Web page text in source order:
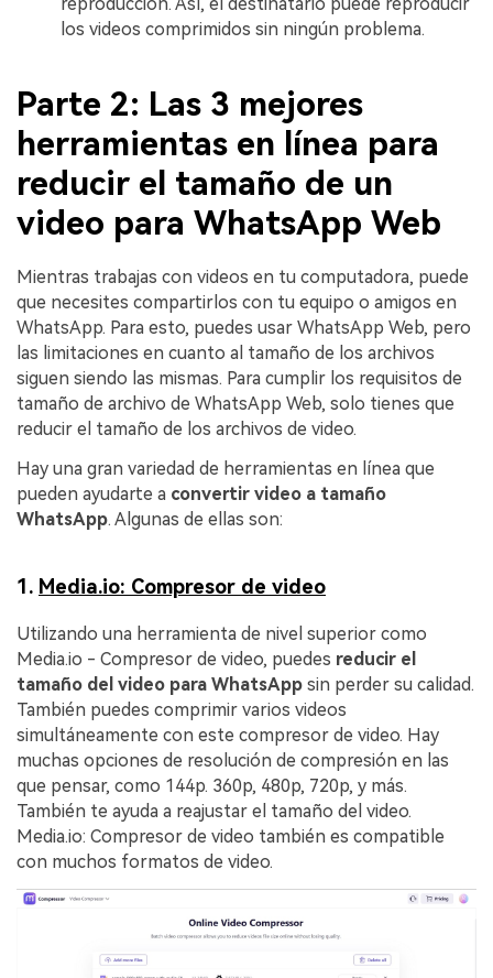
reproducción. Así, el destinatario puede reproducir
los videos comprimidos sin ningún problema.
Parte 2: Las 3 mejores
herramientas en línea para
reducir el tamaño de un
video para WhatsApp Web
Mientras trabajas con videos en tu computadora, puede
que necesites compartirlos con tu equipo o amigos en
WhatsApp. Para esto, puedes usar WhatsApp Web, pero
las limitaciones en cuanto al tamaño de los archivos
siguen siendo las mismas. Para cumplir los requisitos de
tamaño de archivo de WhatsApp Web, solo tienes que
reducir el tamaño de los archivos de video.
Hay una gran variedad de herramientas en línea que
pueden ayudarte a convertir video a tamaño
WhatsApp. Algunas de ellas son:
1. Media.io: Compresor de video
Utilizando una herramienta de nivel superior como
Media.io - Compresor de video, puedes reducir el
tamaño del video para WhatsApp sin perder su calidad.
También puedes comprimir varios videos
simultáneamente con este compresor de video. Hay
muchas opciones de resolución de compresión en las
que pensar, como 144p. 360p, 480p, 720p, y más.
También te ayuda a reajustar el tamaño del video.
Media.io: Compresor de video también es compatible
con muchos formatos de video.